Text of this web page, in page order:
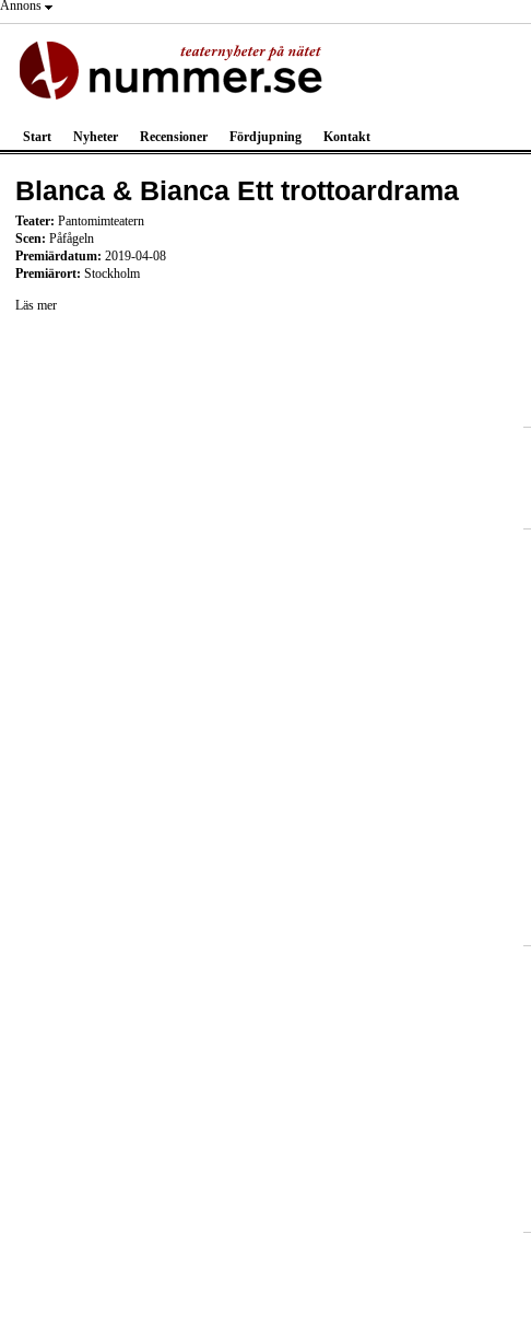
Annons
Start Nyheter Recensioner Fördjupning Kontakt
Blanca & Bianca Ett trottoardrama
Teater: Pantomimteatern
Scen: Påfågeln
Premiärdatum: 2019-04-08
Premiärort: Stockholm
Läs mer